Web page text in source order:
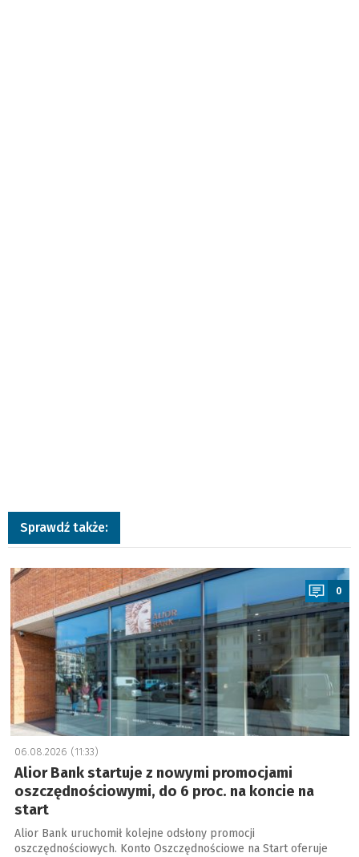
Sprawdź także:
a
0
06.08.2026 (11:33)
Alior Bank startuje z nowymi promocjami
oszczędnościowymi, do 6 proc. na koncie na
start
Alior Bank uruchomił kolejne odsłony promocji
oszczędnościowych. Konto Oszczędnościowe na Start oferuje